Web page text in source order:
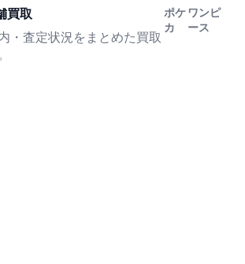
買取
・査定状況をまとめた買取
ポケ
カ
ワンピ
ース